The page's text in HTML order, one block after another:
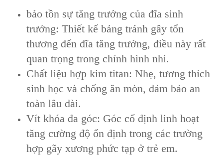
bảo tồn sự tăng trưởng của đĩa sinh
trưởng: Thiết kế bảng tránh gây tổn
thương đến đĩa tăng trưởng, điều này rất
quan trọng trong chỉnh hình nhi.
Chất liệu hợp kim titan: Nhẹ, tương thích
sinh học và chống ăn mòn, đảm bảo an
toàn lâu dài.
Vít khóa đa góc: Góc cố định linh hoạt
tăng cường độ ổn định trong các trường
hợp gãy xương phức tạp ở trẻ em.